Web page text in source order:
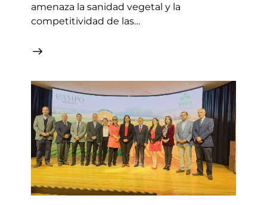
amenaza la sanidad vegetal y la
competitividad de las…